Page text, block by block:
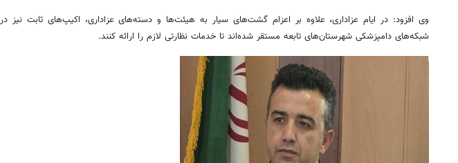
وی افزود: در ایام عزاداری، علاوه بر اعزام گشت‌های سیار به هیئت‌ها و دسته‌های عزاداری، اکیپ‌های ثابت نیز در
شبکه‌های دامپزشکی شهرستان‌های تابعه مستقر شده‌اند تا خدمات نظارتی لازم را ارائه کنند.